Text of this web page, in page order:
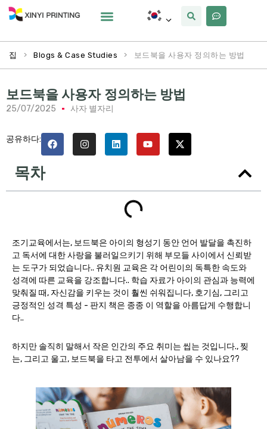
집 > Blogs & Case Studies > 보드북을 사용자 정의하는 방법
보드북을 사용자 정의하는 방법
25/07/2025 사자 별자리
공유하다:
목차
조기교육에서는, 보드북은 아이의 형성기 동안 언어 발달을 촉진하
고 독서에 대한 사랑을 불러일으키기 위해 부모들 사이에서 신뢰받
는 도구가 되었습니다.. 유치원 교육은 각 어린이의 독특한 속도와
성격에 따른 교육을 강조합니다.. 학습 자료가 아이의 관심과 능력에
맞춰질 때, 자신감을 키우는 것이 훨씬 쉬워집니다, 호기심, 그리고
긍정적인 성격 특성 - 판지 책은 종종 이 역할을 아름답게 수행합니
다..
하지만 솔직히 말해서 작은 인간의 주요 취미는 씹는 것입니다., 찢
는, 그리고 울고, 보드북을 타고 전투에서 살아남을 수 있나요??